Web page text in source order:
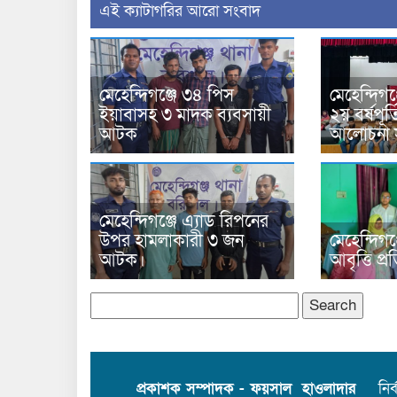
‍এই ক্যাটাগরির ‍আরো সংবাদ
মেহেন্দিগঞ্জে ৩৪ পিস
ইয়াবাসহ ৩ মাদক ব্যবসায়ী
আটক
২য়
আলোচনা
মেহেন্দিগঞ্জে এ্যাড রিপনের
উপর হামলাকারী ৩ জন
আটক।
আবৃত্তি
for:
প্রকাশক সম্পাদক - ফয়সাল হাওলাদার